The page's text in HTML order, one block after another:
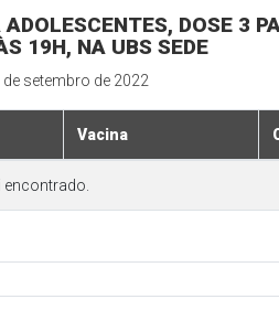
ADOLESCENTES, DOSE 3
19H, NA UBS SEDE
de setembro de 2022
Vacina